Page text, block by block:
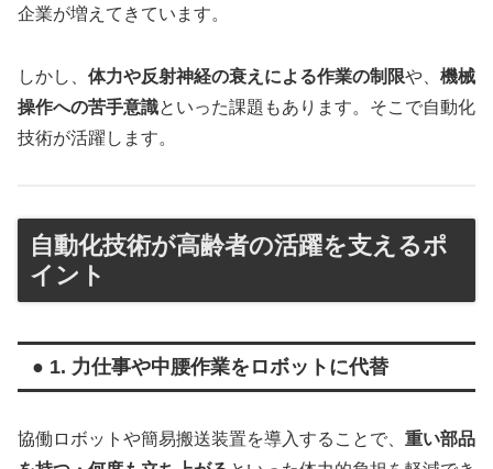
企業が増えてきています。
しかし、 体力や反射神経の衰えによる作業の制限や、 機械
操作への苦手意識といった課題もあります。そこで自動化
技術が活躍します。
自動化技術が高齢者の活躍を支えるポ
イント
● 1. 力仕事や中腰作業をロボットに代替
協働ロボットや簡易搬送装置を導入することで、 重い部品